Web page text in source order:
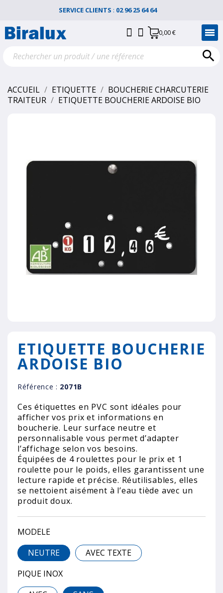
SERVICE CLIENTS : 02 96 25 64 64
0,00 €

ACCUEIL ETIQUETTE
BOUCHERIE CHARCUTERIE
TRAITEUR
ETIQUETTE BOUCHERIE ARDOISE BIO
ETIQUETTE BOUCHERIE
ARDOISE BIO
Référence : 2071B
Ces étiquettes en PVC sont idéales pour
afficher vos prix et informations en
boucherie. Leur surface neutre et
personnalisable vous permet d’adapter
l’affichage selon vos besoins.
Équipées de 4 roulettes pour le prix et 1
roulette pour le poids, elles garantissent une
lecture rapide et précise. Réutilisables, elles
se nettoient aisément à l’eau tiède avec un
produit doux.
MODELE
NEUTRE
AVEC TEXTE
PIQUE INOX